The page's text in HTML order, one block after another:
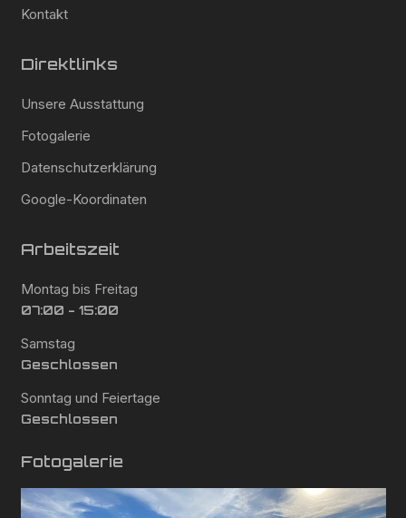
Kontakt
Direktlinks
Unsere Ausstattung
Fotogalerie
Datenschutzerklärung
Google-Koordinaten
Arbeitszeit
Montag bis Freitag
07:00 - 15:00
Samstag
Geschlossen
Sonntag und Feiertage
Geschlossen
Fotogalerie